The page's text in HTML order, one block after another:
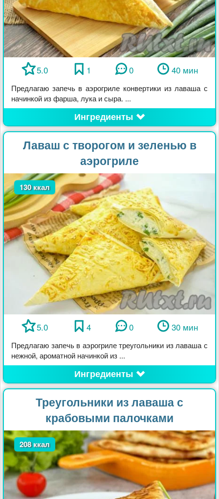
5.0 1 0 40 мин
Предлагаю запечь в аэрогриле конвертики из лаваша с
начинкой из фарша, лука и сыра. ...
Ингредиенты
Лаваш с творогом и зеленью в
аэрогриле
130 ккал
5.0 4 0 30 мин
Предлагаю запечь в аэрогриле треугольники из лаваша с
нежной, ароматной начинкой из ...
Ингредиенты
Треугольники из лаваша с
крабовыми палочками
208 ккал